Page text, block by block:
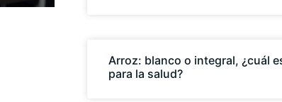
Arroz: blanco o integral, ¿cuál
para la salud?